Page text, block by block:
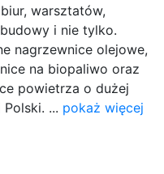
warsztatów,
i nie tylko.
nagrzewnice olejowe,
na biopaliwo oraz
powietrza o dużej
Polski. ... pokaż więcej